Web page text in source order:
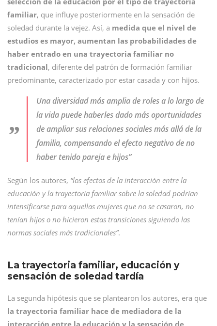
familiar, que influye posteriormente en la sensación de
soledad durante la vejez. Así, a medida que el nivel de
estudios es mayor, aumentan las probabilidades de
haber entrado en una trayectoria familiar no
tradicional, diferente del patrón de formación familiar
predominante, caracterizado por estar casada y con hijos.
Una diversidad más amplia de roles a lo largo de
la vida puede haberles dado más oportunidades
de ampliar sus relaciones sociales más allá de la
familia, compensando el efecto negativo de no
haber tenido pareja e hijos”
Según los autores, “los efectos de la interacción entre la
educación y la trayectoria familiar sobre la soledad podrían
intensificarse para aquellas mujeres que no se casaron, no
tenían hijos o no hicieron estas transiciones siguiendo las
normas sociales más tradicionales”.
La trayectoria familiar, educación y
sensación de soledad tardía
La segunda hipótesis que se plantearon los autores, era que
la trayectoria familiar hace de mediadora de la
interacción entre la educación y la sensación de